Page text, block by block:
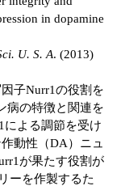
in dopamine
U. S. A. (2013)
子Nurr1の役割を
病の特徴と関連を
による調節を受け
動性（DA）ニュ
が果たす役割が
ーを作製するた